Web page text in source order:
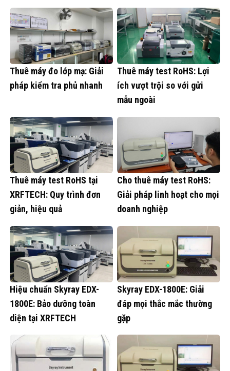
Thuê máy đo lớp mạ: Giải
pháp kiểm tra phủ nhanh
Thuê máy test RoHS: Lợi
ích vượt trội so với gửi
mẫu ngoài
Thuê máy test RoHS tại
XRFTECH: Quy trình đơn
giản, hiệu quả
Cho thuê máy test RoHS:
Giải pháp linh hoạt cho mọi
doanh nghiệp
Hiệu chuẩn Skyray EDX-
1800E: Bảo dưỡng toàn
diện tại XRFTECH
Skyray EDX-1800E: Giải
đáp mọi thắc mắc thường
gặp